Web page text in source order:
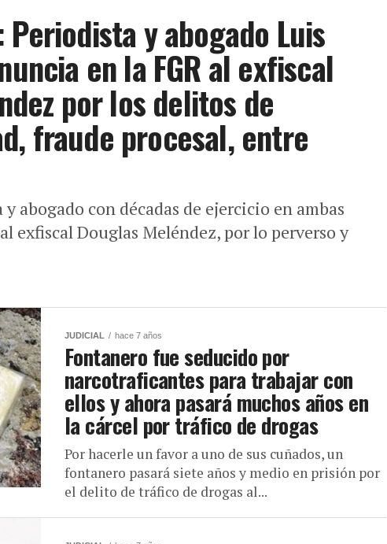
Periodista y abogado Luis
en la FGR al exfiscal
por los delitos de
fraude procesal, entre
abogado con décadas de ejercicio en ambas
exfiscal Douglas Meléndez, por lo perverso y
JUDICIAL hace 7 años
Fontanero fue seducido por
narcotraficantes para trabajar con
ellos y ahora pasará muchos años en
la cárcel por tráfico de drogas
Por hacerle un favor a uno de sus cuñados, un
fontanero pasará siete años y medio en prisión por
el delito de tráfico de drogas al...